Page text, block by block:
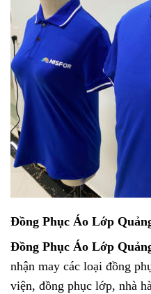
Đồng Phục Áo Lớp
Đồng Phục Áo Lớp
nhận may các loại đồng
viện, đồng phục lớp, nhà